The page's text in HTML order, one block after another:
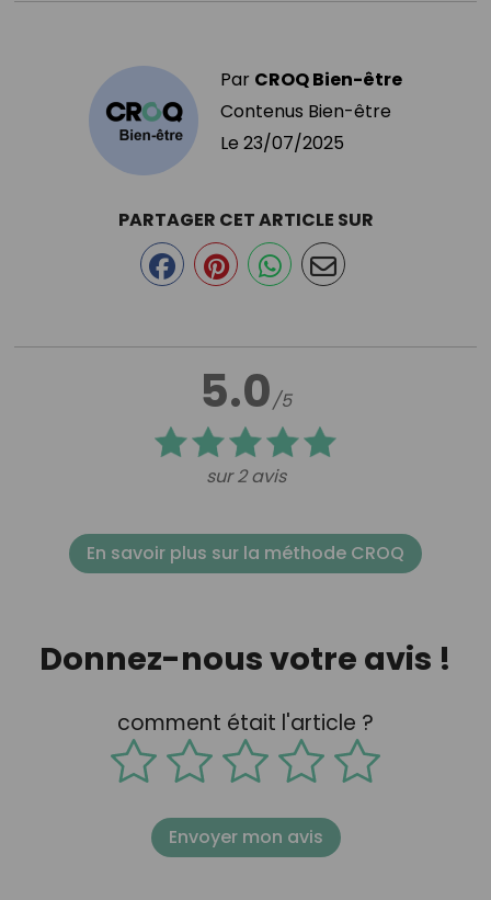
Par CROQ Bien-être
Contenus Bien-être
Le 23/07/2025
5.0/5
sur 2 avis
PARTAGER CET ARTICLE SUR
En savoir plus sur la méthode CROQ
Donnez-nous votre avis !
comment était l'article ?
Envoyer mon avis